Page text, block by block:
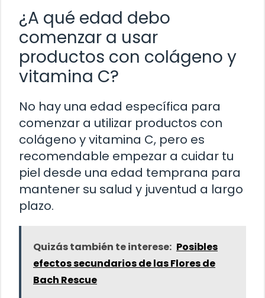
¿A qué edad debo
comenzar a usar
productos con colágeno y
vitamina C?
No hay una edad específica para
comenzar a utilizar productos con
colágeno y vitamina C, pero es
recomendable empezar a cuidar tu
piel desde una edad temprana para
mantener su salud y juventud a largo
plazo.
Quizás también te interese: Posibles
efectos secundarios de las Flores de
Bach Rescue